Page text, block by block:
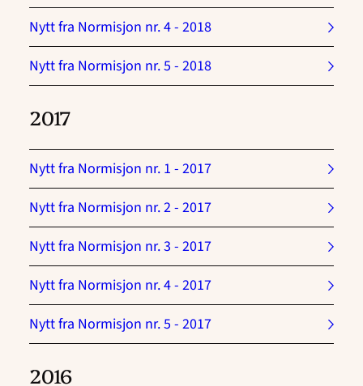
Nytt fra Normisjon nr. 4 - 2018
Nytt fra Normisjon nr. 5 - 2018
2017
Nytt fra Normisjon nr. 1 - 2017
Nytt fra Normisjon nr. 2 - 2017
Nytt fra Normisjon nr. 3 - 2017
Nytt fra Normisjon nr. 4 - 2017
Nytt fra Normisjon nr. 5 - 2017
2016